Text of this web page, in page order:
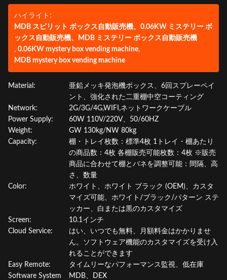
ハイライト:
MDB スピリット ボックス自動販売機、0.06KW ミステリー ボ
ックス自動販売機、MDB ミステリー ボックス自動販売機
, 0.06KW mystery box vending machine,
MDB mystery box vending machine
Material:
亜鉛メッキ発泡機ボックス、6回スプレーペイ
ント、強化された二重棚中空コーティング
Network:
2G/3G/4G,WIFI,ネットワークケーブル
Power Supply:
60W 110V/220V、50/60HZ
Weight:
GW 130kg/NW 80kg
Capacity:
棚・トレイ枚数：標準4枚 1トレイ・棚あたり
の商品数：4枚 各棚販売可能枚数：4枚 ※販売
商品に合わせて棚とバネを調整可能：間隔、高
さ、数量
Color:
ホワイト、ホワイト ブラック (OEM)、カスタ
マイズ可能、ホワイト/ブラック/パターン ステ
ッカー、白または黒のカスタマイズ
Screen:
10.1インチ
Cloud Service:
はい、いつでも無料、月額料金はかかりませ
ん。ソフトウェア機能のカスタマイズを受け入
れることができます
Easy Remote:
タイムリーなパフォーマンス監視、低在庫
Software System
MDB、DEX